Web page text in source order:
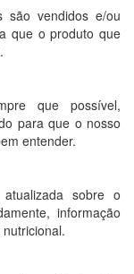
são vendidos e/ou
que o produto que
que possível,
para que o nosso
entender.
sobre o
informação